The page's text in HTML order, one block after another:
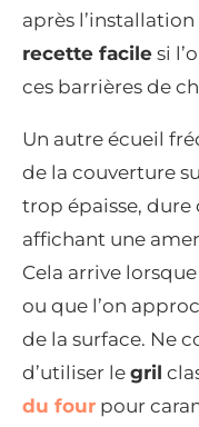
après l’installation
recette facile si
ces barrières de
Un autre écueil
de la couverture
trop épaisse,
affichant une
Cela arrive
ou que l’on
de la surface. Ne
d’utiliser le gril
du four pour